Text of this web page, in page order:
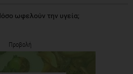
ωφελούν την υγεία;
Προβολή